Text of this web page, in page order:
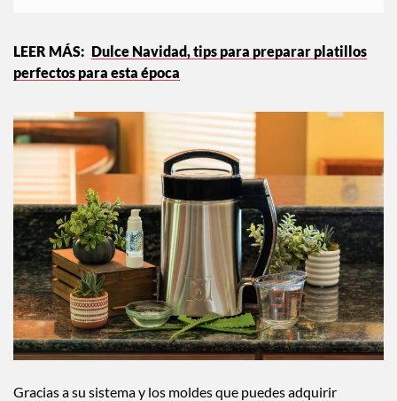
Dulce Navidad, tips para preparar platillos
perfectos para esta época
Gracias a su sistema y los moldes que puedes adquirir